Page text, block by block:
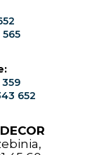
652